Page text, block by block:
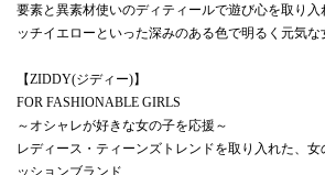
要素と異素材使いのディティールで遊び心を取り入
ッチイエローといった深みのある色で明るく元気な
【ZIDDY(ジディー)】
FOR FASHIONABLE GIRLS
～オシャレが好きな女の子を応援～
レディース・ティーンズトレンドを取り入れた、女
ッションブランド